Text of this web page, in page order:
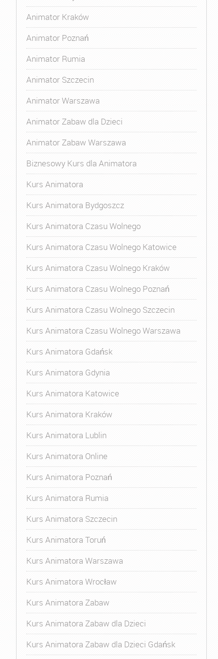
Animator Kraków
Animator Poznań
Animator Rumia
Animator Szczecin
Animator Warszawa
Animator Zabaw dla Dzieci
Animator Zabaw Warszawa
Biznesowy Kurs dla Animatora
Kurs Animatora
Kurs Animatora Bydgoszcz
Kurs Animatora Czasu Wolnego
Kurs Animatora Czasu Wolnego Katowice
Kurs Animatora Czasu Wolnego Kraków
Kurs Animatora Czasu Wolnego Poznań
Kurs Animatora Czasu Wolnego Szczecin
Kurs Animatora Czasu Wolnego Warszawa
Kurs Animatora Gdańsk
Kurs Animatora Gdynia
Kurs Animatora Katowice
Kurs Animatora Kraków
Kurs Animatora Lublin
Kurs Animatora Online
Kurs Animatora Poznań
Kurs Animatora Rumia
Kurs Animatora Szczecin
Kurs Animatora Toruń
Kurs Animatora Warszawa
Kurs Animatora Wrocław
Kurs Animatora Zabaw
Kurs Animatora Zabaw dla Dzieci
Kurs Animatora Zabaw dla Dzieci Gdańsk